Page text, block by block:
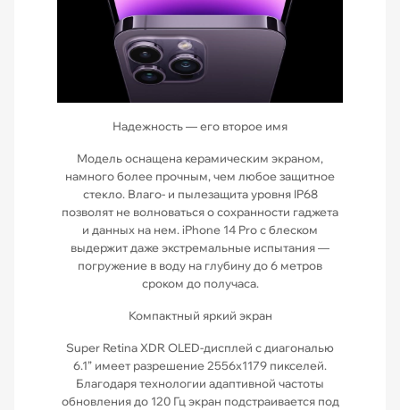
Надежность — его второе имя
Модель оснащена керамическим экраном,
намного более прочным, чем любое защитное
стекло. Влаго- и пылезащита уровня IP68
позволят не волноваться о сохранности гаджета
и данных на нем. iPhone 14 Pro с блеском
выдержит даже экстремальные испытания —
погружение в воду на глубину до 6 метров
сроком до получаса.
Компактный яркий экран
Super Retina XDR OLED-дисплей с диагональю
6.1” имеет разрешение 2556х1179 пикселей.
Благодаря технологии адаптивной частоты
обновления до 120 Гц экран подстраивается под